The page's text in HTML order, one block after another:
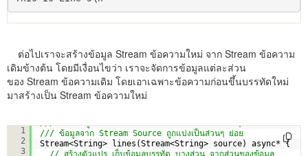
ต่อไปเราจะสร้างข้อมูล Stream ข้อความใหม่ จาก Stream ข้อความ
เดิมข้างต้น โดยมีเงื่อนไขว่า เราจะจัดการข้อมูลแต่ละส่วน
ของ Stream ข้อความเดิม โดยเอาเฉพาะข้อความก่อนขึ้นบรรทัดใหม่
มาสร้างเป็น Stream ข้อความใหม่
1
2
3
/// ข้อมูลจาก Stream Source ถูกแบ่งเป็นส่วนๆ ย่อย
Stream<String> lines(Stream<String> source) async* {
// สร้างตัวแปร เก็บข้อมูลบรรทัด บางส่วน จากส่วนของข้อมูล